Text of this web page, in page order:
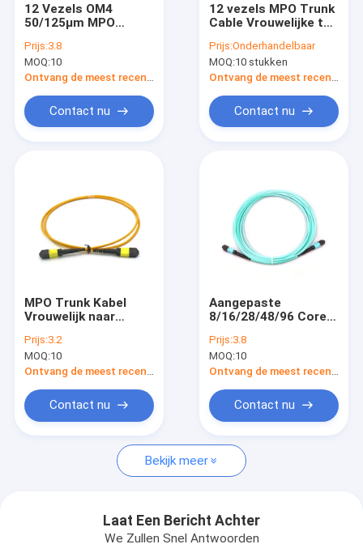
Video's
Over ons
Neem contact met ons op
Nieuws
Vraag een offerte
Kabels met glasvezel
12 Vezels OM4
50/125μm MPO
850nm/1300nm
Golflengte en 3,0 mm
OD
Prijs:3.8
MOQ:10
Ontvang de meest recente Prijs
Contact nu
12 vezels MPO Trunk
Cable Vrouwelijke tot
A OM5 OFNP Lime
Jacket
Prijs:Onderhandelbaar
MOQ:10 stukken
Ontvang de meest recente Prijs
Contact nu
MPO Trunk Kabel
Vrouwelijk naar
Mode (OS2) met
12/24/48/72 Vezels
en 0.35dB Max Laag
Prijs:3.2
MOQ:10
Ontvang de meest recente Prijs
Contact nu
Aangepaste
8/16/28/48/96 Cores
100N<1000N
Treksterkte en
100(N/100mm)
Zijdelingse Druk
Prijs:3.8
MOQ:10
Ontvang de meest recente Prijs
Contact nu
Bekijk meer
Laat Een Bericht Achter
We Zullen Snel Antwoorden